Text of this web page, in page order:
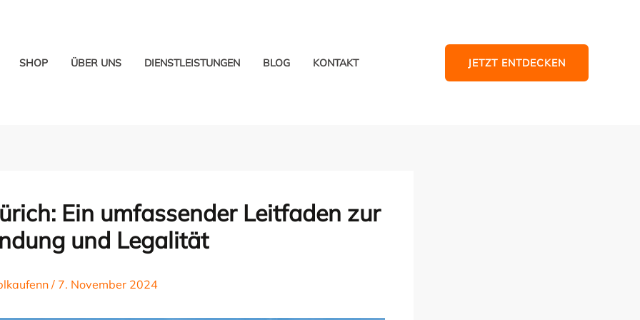
SHOP ÜBER UNS DIENSTLEISTUNGEN BLOG KONTAKT JETZT ENTDECKEN
Ein umfassender Leitfaden zur
und Legalität
/ 7. November 2024